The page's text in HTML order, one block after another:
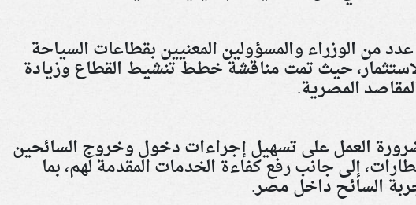
من الوزراء والمسؤولين المعنيين بقطاعات السياحة
حيث تمت مناقشة خطط تنشيط القطاع وزيادة
المصرية.
العمل على تسهيل إجراءات دخول وخروج السائحين
إلى جانب رفع كفاءة الخدمات المقدمة لهم، بما
السائح داخل مصر.